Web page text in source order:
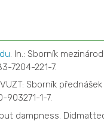
. In.: Sborník
7204-221-7.
Sborník
903271-1-7.
dampness.